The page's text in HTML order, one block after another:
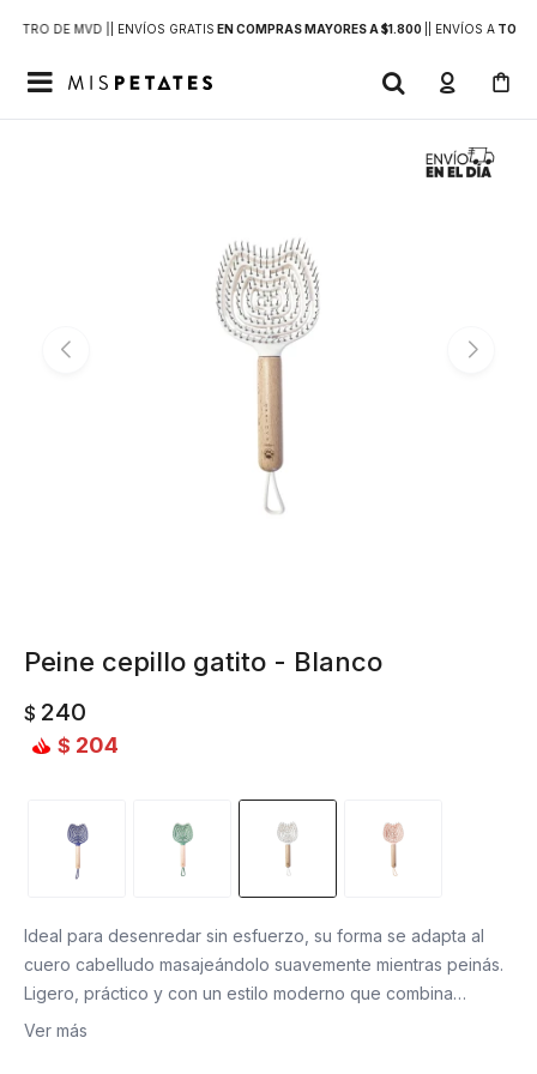
DE MVD | | ENVÍOS GRATIS EN COMPRAS MAYORES A $1.800 | ENVÍOS ATODO

Peine cepillo gatito - Blanco
$ 240
$ 204
Ideal para desenredar sin esfuerzo, su forma se adapta al
cuero cabelludo masajeándolo suavemente mientras peinás.
Ligero, práctico y con un estilo moderno que combina
funcionalidad y diseño. ¡Olvidate del frizz!
Ver más